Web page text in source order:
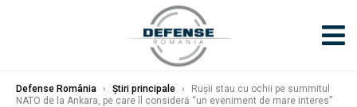
Defense România › Știri principale ›
Rușii stau cu ochii pe summitul
NATO de la Ankara, pe care îl consideră “un eveniment de mare interes”